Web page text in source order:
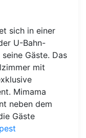
sich in einer
U-Bahn-
Gäste. Das
mit
Mimama
neben dem
Gäste